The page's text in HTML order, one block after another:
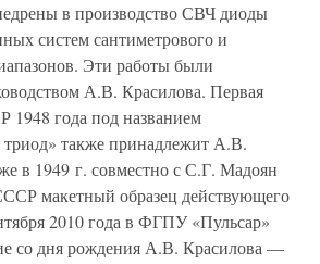
в производство СВЧ диоды
систем сантиметрового и
Эти работы были
А.В. Красилова. Первая
1948 года под названием
триод» также принадлежит А.В.
в 1949 г. совместно с С.Г. Мадоян
макетный образец действующего
2010 года в ФГПУ «Пульсар»
со дня рождения А.В. Красилова —